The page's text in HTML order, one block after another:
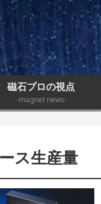
磁石プロの視点
-magnet news-
ス生産量